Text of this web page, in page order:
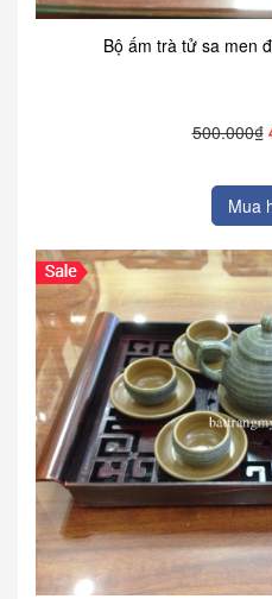
Bộ ấm trà tử sa men
500.000₫
Mua